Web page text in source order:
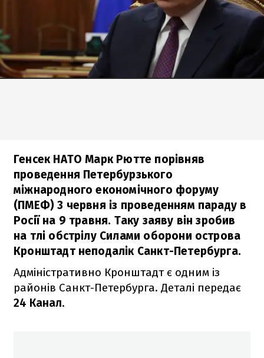
Генсек НАТО Марк Рютте порівняв
проведення Петербурзького
міжнародного економічного форуму
(ПМЕФ) 3 червня із проведенням параду в
Росії на 9 травня. Таку заяву він зробив
на тлі обстрілу Силами оборони острова
Кронштадт неподалік Санкт-Петербурга.
Адміністративно Кронштадт є одним із
районів Санкт-Петербурга. Деталі передає
24 Канал.